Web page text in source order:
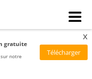
gratuite
notre
x